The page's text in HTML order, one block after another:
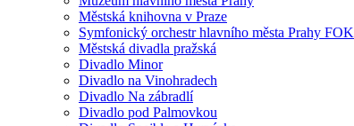
Městská knihovna v Praze
Symfonický orchestr hlavního města Prahy FOK
Městská divadla pražská
Divadlo Minor
Divadlo na Vinohradech
Divadlo Na zábradlí
Divadlo pod Palmovkou